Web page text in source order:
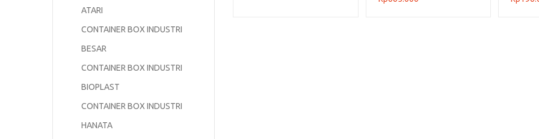
ATARI
CONTAINER BOX INDUSTRI
BESAR
CONTAINER BOX INDUSTRI
BIOPLAST
CONTAINER BOX INDUSTRI
HANATA